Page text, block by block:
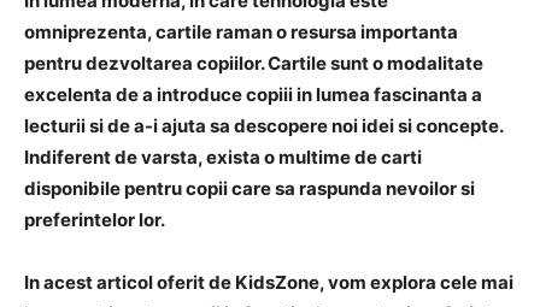
omniprezenta, cartile raman o resursa importanta
pentru dezvoltarea copiilor. Cartile sunt o modalitate
excelenta de a introduce copiii in lumea fascinanta a
lecturii si de a-i ajuta sa descopere noi idei si concepte.
Indiferent de varsta, exista o multime de carti
disponibile pentru copii care sa raspunda nevoilor si
preferintelor lor.
In acest articol oferit de KidsZone, vom explora cele mai